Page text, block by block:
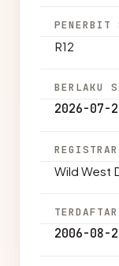
PENERBIT
R12
BERLAKU
2026-07-
REGISTRAR
Wild West
2006-08-